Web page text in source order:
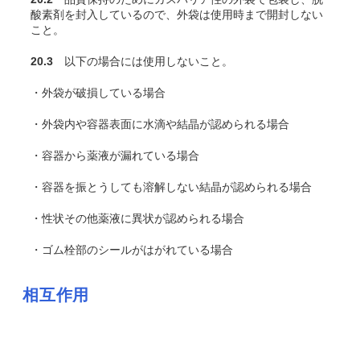
酸素剤を封入しているので、外袋は使用時まで開封しない
こと。
20.3 以下の場合には使用しないこと。
・外袋が破損している場合
・外袋内や容器表面に水滴や結晶が認められる場合
・容器から薬液が漏れている場合
・容器を振とうしても溶解しない結晶が認められる場合
・性状その他薬液に異状が認められる場合
・ゴム栓部のシールがはがれている場合
相互作用